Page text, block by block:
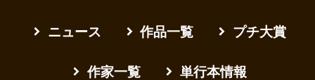
ニュース 作品一覧 プチ大賞
作家一覧 単行本情報